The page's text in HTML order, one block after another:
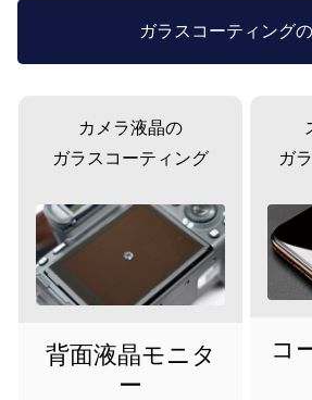
ガラスコーティング
カメラ液晶の
ガラスコーティング
背面液晶モニタ
ー
ガ
コ